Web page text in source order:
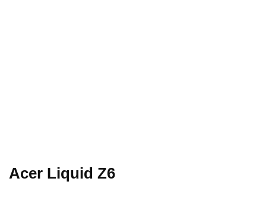
Acer Liquid Z6